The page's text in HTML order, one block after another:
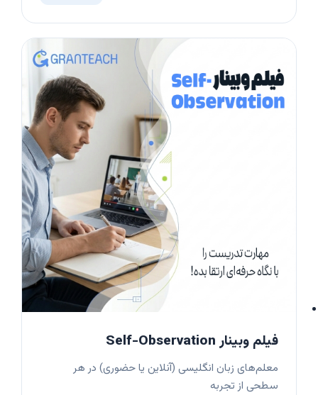
فیلم وبینار Self-Observation
معلم‌های زبان انگلیسی (آنلاین یا حضوری) در هر
سطحی از تجربه